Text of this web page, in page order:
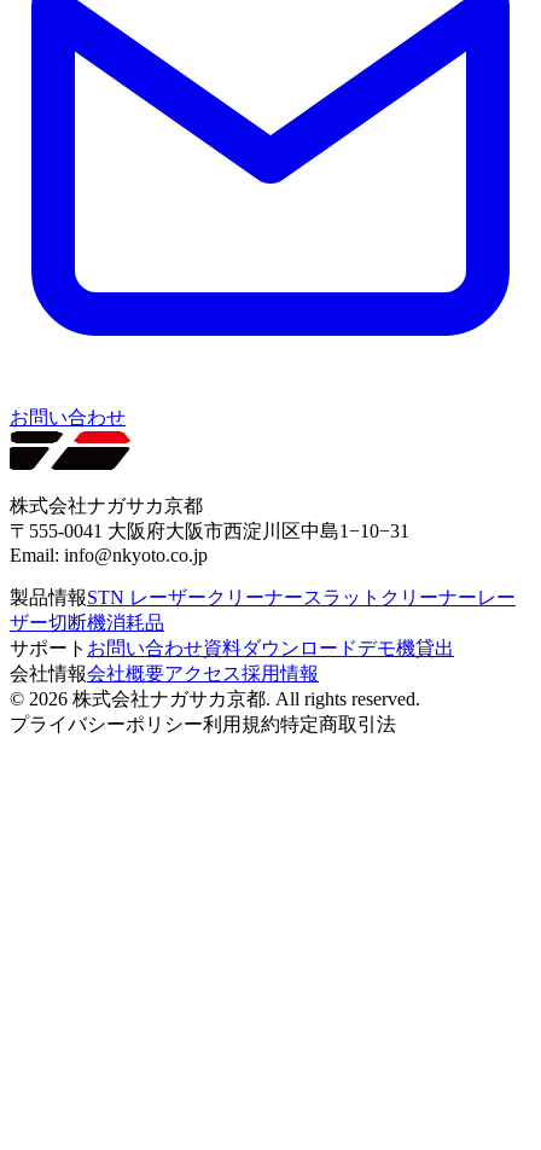
お問い合わせ
株式会社ナガサカ京都
〒555-0041 大阪府大阪市西淀川区中島1−10−31
Email: info@nkyoto.co.jp
製品情報STN レーザークリーナースラットクリーナーレー
ザー切断機消耗品
サポート お問い合わせ資料ダウンロードデモ機貸出
会社情報会社概要アクセス採用情報
© 2026 株式会社ナガサカ京都. All rights reserved.
プライバシーポリシー利用規約特定商取引法